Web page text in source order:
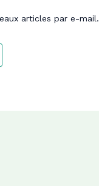
articles par e-mail.